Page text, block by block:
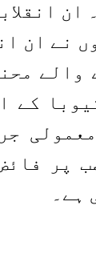
ان
نے ان
والے
کے
پر
ہے۔